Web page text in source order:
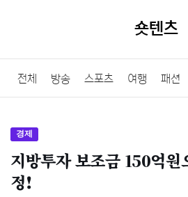
숏텐츠
전체 방송 스포츠 여행 패션
경제
지방투자 보조금 150억원
정!